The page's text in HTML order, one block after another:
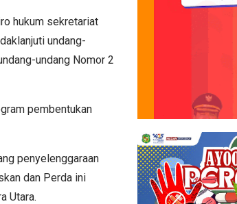
hukum sekretariat
undang-
undang Nomor 2
pembentukan
penyelenggaraan
dan Perda ini
Utara.